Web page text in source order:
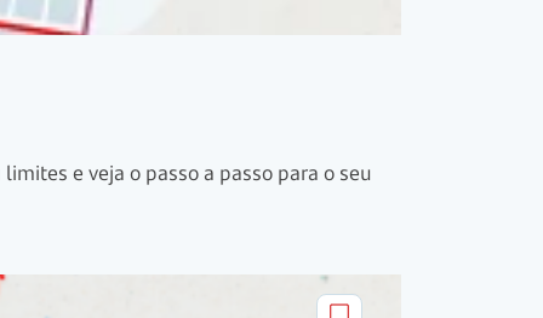
e veja o passo a passo para o seu